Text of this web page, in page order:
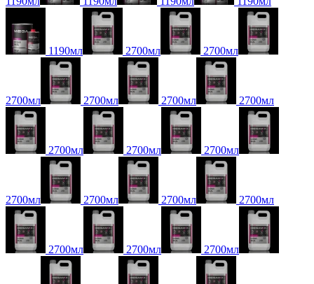
1190мл 2700мл 2700мл
2700мл 2700мл 2700мл 2700мл
2700мл 2700мл 2700мл
2700мл 2700мл 2700мл 2700мл
2700мл 2700мл 2700мл